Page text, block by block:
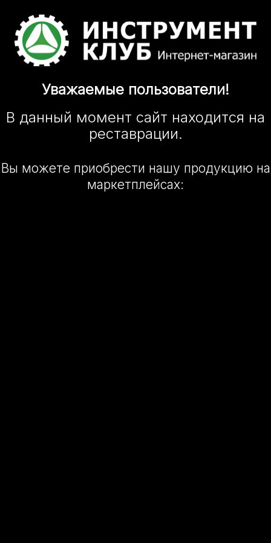
Уважаемые пользователи!
В данный момент сайт находится на
реставрации.
Вы можете приобрести нашу продукцию на
маркетплейсах: